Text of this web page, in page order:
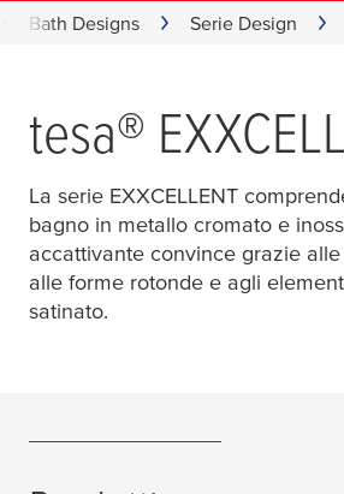
Bath Designs Serie Design
tesa®
La serie EXXCELLENT
bagno in metallo cromato e
accattivante convince grazie
alle forme rotonde e agli
satinato.